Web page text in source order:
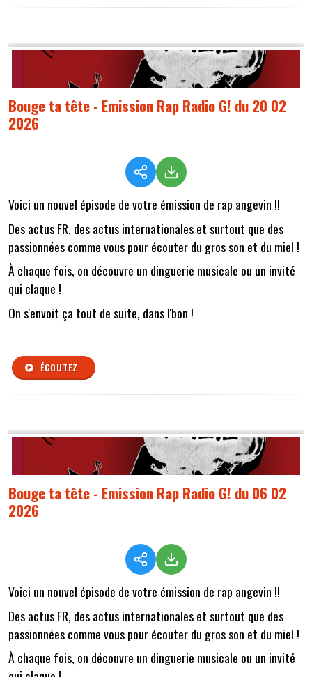
Bouge ta tête - Emission Rap Radio G! du 20 02
2026
Voici un nouvel épisode de votre émission de rap angevin !!
Des actus FR, des actus internationales et surtout que des
passionnées comme vous pour écouter du gros son et du miel !
À chaque fois, on découvre un dinguerie musicale ou un invité
qui claque !
On s'envoit ça tout de suite, dans l'bon !
ÉCOUTEZ
Bouge ta tête - Emission Rap Radio G! du 06 02
2026
Voici un nouvel épisode de votre émission de rap angevin !!
Des actus FR, des actus internationales et surtout que des
passionnées comme vous pour écouter du gros son et du miel !
À chaque fois, on découvre un dinguerie musicale ou un invité